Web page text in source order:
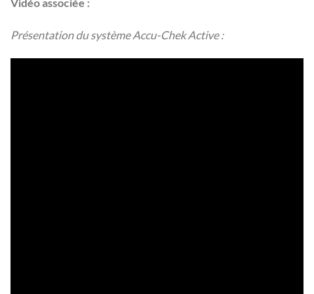
Présentation du système Accu-Chek Active :